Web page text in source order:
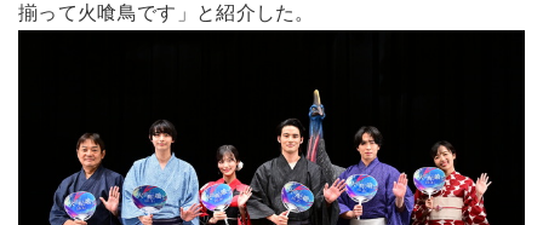
揃って火喰鳥です」と紹介した。